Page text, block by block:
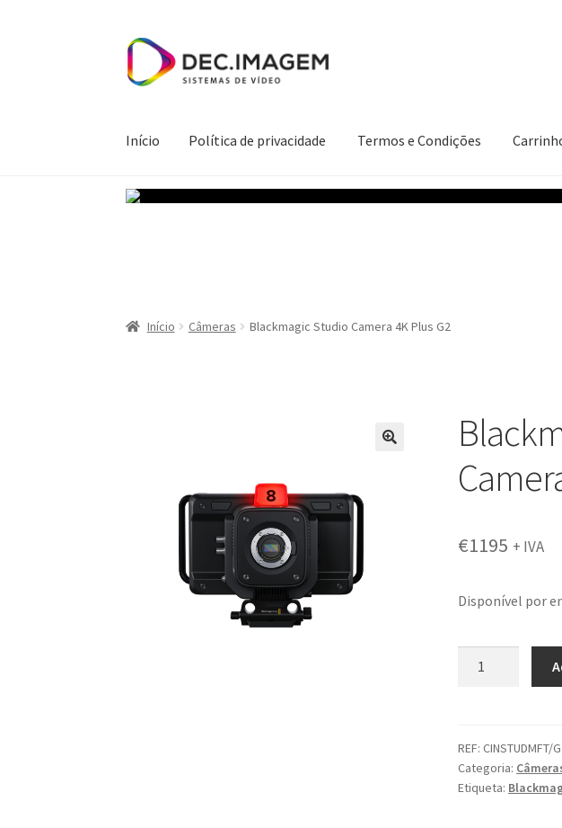
Ir
para
Saltar
para
Início
Política de privacidade Termos e Condições
InícioPolítica de privacidadeTermos e CondiçõesCarrinhoFinalizar
Início Câmeras Blackmagic Studio Camera 4K Plus G2
€1195 + IVA
Disponível por
Camera
4K
Plus
REF:CINSTUDMFT/
Categoria:
Etiqueta: